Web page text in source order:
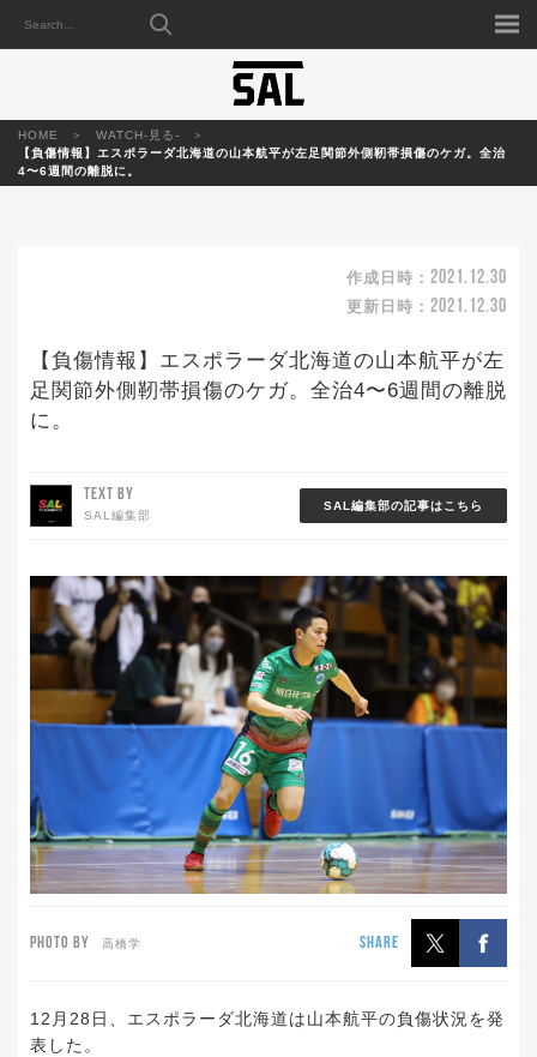
HOME
WATCH-見る-
【負傷情報】エスポラーダ北海道の山本航平が左足関節外側靭帯損傷のケガ。全治
4〜6週間の離脱に。
作成日時： 2021.12.30
更新日時： 2021.12.30
【負傷情報】エスポラーダ北海道の山本航平が左
足関節外側靭帯損傷のケガ。全治4〜6週間の離脱
に。
TEXT BY
SAL編集部
SAL編集部の記事はこちら
PHOTO BY 高橋学 SHARE
12月28日、エスポラーダ北海道は山本航平の負傷状況を発
表した。